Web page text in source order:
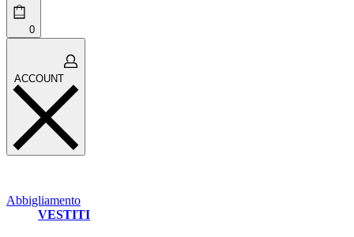
0
Open
ACCOUNT
Abbigliamento
VESTITI